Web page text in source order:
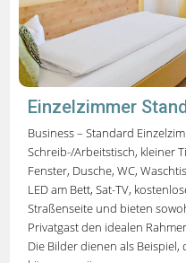
Einzelzimmer
Business – Standard
Schreib-/Arbeitstisch, kleiner
Fenster, Dusche, WC,
LED am Bett, Sat-TV,
Straßenseite und bieten
Privatgast den idealen
Die Bilder dienen als